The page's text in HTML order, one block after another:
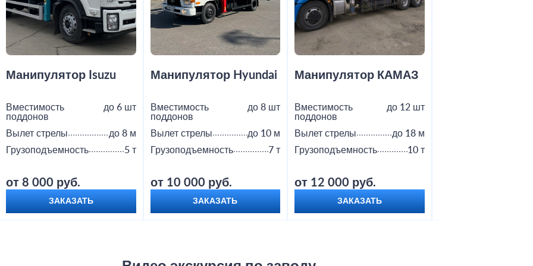
Манипулятор Isuzu
Вместимость
поддонов
до 6 шт
Вылет стрелы
до 8 м
Грузоподъемность
5 т
от 8 000 руб.
ЗАКАЗАТЬ
Манипулятор Hyundai
Вместимость
поддонов
до 8 шт
Вылет стрелы
до 10 м
Грузоподъемность
7 т
от 10 000 руб.
ЗАКАЗАТЬ
Манипулятор КАМАЗ
Вместимость
поддонов
до 12 шт
Вылет стрелы
до 18 м
Грузоподъемность
10 т
от 12 000 руб.
ЗАКАЗАТЬ